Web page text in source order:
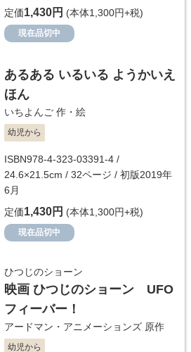
定価1,430円 (本体1,300円+税)
現在品切中
あるある いるいる ようかいえ
ほん
いちよんご 作・絵
幼児から
ISBN978-4-323-03391-4 /
24.6×21.5cm / 32ページ / 初版2019年
6月
定価1,430円 (本体1,300円+税)
現在品切中
ひつじのショーン
映画 ひつじのショーン UFO
フィーバー！
アードマン・アニメーションズ 原作
幼児から